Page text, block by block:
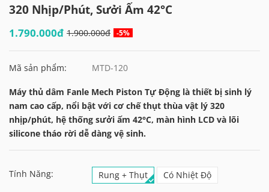
320 Nhịp/Phút, Sưởi Ấm 42°C
1.790.000đ 1.900.000đ -5%
Mã sản phẩm: MTD-120
Máy thủ dâm Fanle Mech Piston Tự Động là thiết bị sinh lý
nam cao cấp, nổi bật với cơ chế thụt thùa vật lý 320
nhịp/phút, hệ thống sưởi ấm 42°C, màn hình LCD và lõi
silicone tháo rời dễ dàng vệ sinh.
Tính Năng: Rung + Thụt Có Nhiệt Độ